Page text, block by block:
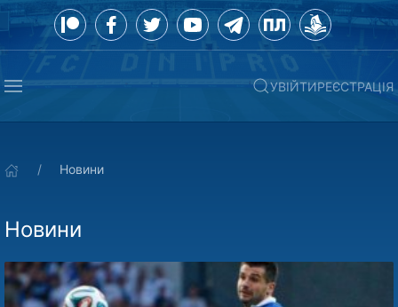
УВІЙТИРЕЄСТРАЦІЯ
Новини
Новини